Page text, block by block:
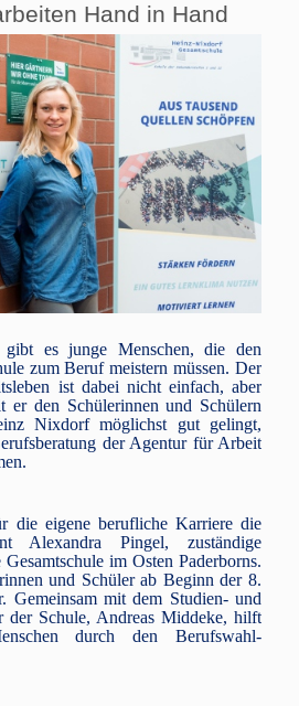
Hand in Hand
es junge Menschen, die den
zum Beruf meistern müssen. Der
ist dabei nicht einfach, aber
er den Schülerinnen und Schülern
Nixdorf möglichst gut gelingt,
der Agentur für Arbeit
die eigene berufliche Karriere die
Alexandra Pingel, zuständige
im Osten Paderborns.
und Schüler ab Beginn der 8.
Gemeinsam mit dem Studien- und
der Schule, Andreas Middeke, hilft
durch den Berufswahl-